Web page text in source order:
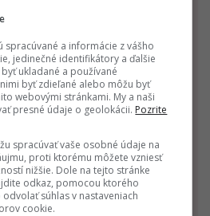
Škorpión
- 22.11.
Strelec
23.11 - 21.12.
spracúvané a informácie z vášho
jedinečné identifikátory a ďalšie
ukladané a používané
byť zdieľané alebo môžu byť
webovými stránkami. My a naši
presné údaje o geolokácii. Pozrite
spracúvať vaše osobné údaje na
proti ktorému môžete vzniesť
nižšie. Dole na tejto stránke
odkaz, pomocou ktorého
súhlas v nastaveniach
cookie.